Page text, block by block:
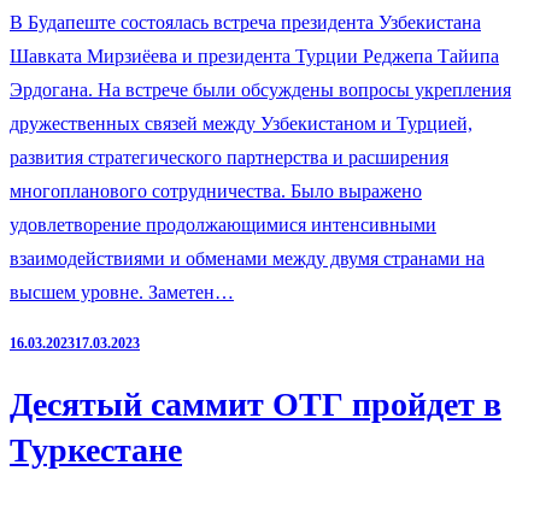
В Будапеште состоялась встреча президента Узбекистана
Шавката Мирзиёева и президента Турции Реджепа Тайипа
Эрдогана. На встрече были обсуждены вопросы укрепления
дружественных связей между Узбекистаном и Турцией,
развития стратегического партнерства и расширения
многопланового сотрудничества. Было выражено
удовлетворение продолжающимися интенсивными
взаимодействиями и обменами между двумя странами на
высшем уровне. Заметен…
16.03.202317.03.2023
Десятый саммит ОТГ пройдет в
Туркестане